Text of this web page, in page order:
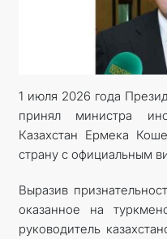
1 июля 2026 года
принял министра
Казахстан Ермека
страну с официальным
Выразив
оказанное на
руководитель